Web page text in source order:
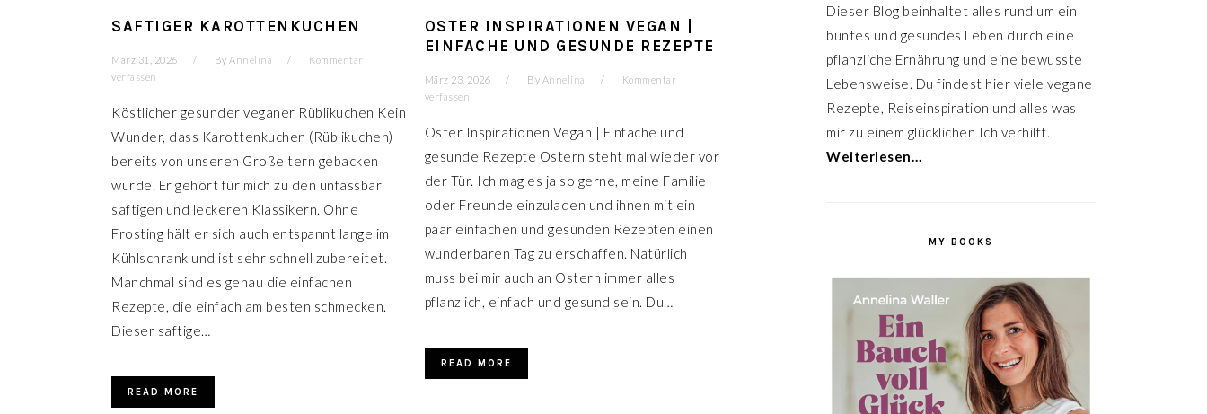
SAFTIGER KAROTTENKUCHEN
März 31, 2026 By Annelina
Kommentar
verfassen
Köstlicher gesunder veganer Rüblikuchen Kein
Wunder, dass Karottenkuchen (Rüblikuchen)
bereits von unseren Großeltern gebacken
wurde. Er gehört für mich zu den unfassbar
saftigen und leckeren Klassikern. Ohne
Frosting hält er sich auch entspannt lange im
Kühlschrank und ist sehr schnell zubereitet.
Manchmal sind es genau die einfachen
Rezepte, die einfach am besten schmecken.
Dieser saftige…
READ MORE
OSTER INSPIRATIONEN VEGAN |
EINFACHE UND GESUNDE REZEPTE
März 23, 2026 By Annelina
Kommentar
verfassen
Oster Inspirationen Vegan | Einfache und
gesunde Rezepte Ostern steht mal wieder vor
der Tür. Ich mag es ja so gerne, meine Familie
oder Freunde einzuladen und ihnen mit ein
paar einfachen und gesunden Rezepten einen
wunderbaren Tag zu erschaffen. Natürlich
muss bei mir auch an Ostern immer alles
pflanzlich, einfach und gesund sein. Du…
READ MORE
Dieser Blog beinhaltet alles rund um ein
buntes und gesundes Leben durch eine
pflanzliche Ernährung und eine bewusste
Lebensweise. Du findest hier viele vegane
Rezepte, Reiseinspiration und alles was
mir zu einem glücklichen Ich verhilft.
Weiterlesen…
MY BOOKS